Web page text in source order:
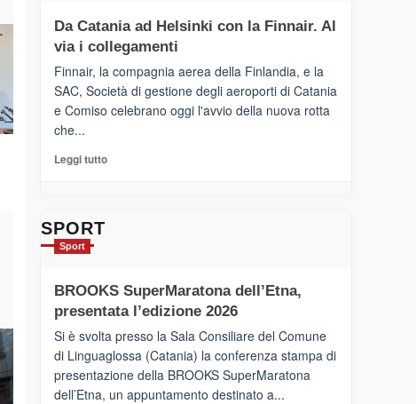
dell’enoturismo
sull’Etna
RANDAZZO
–
siamo
quasi….
pronti
dell’Etna
Da Catania ad Helsinki con la Finnair. Al
via i collegamenti
Finnair, la compagnia aerea della Finlandia, e la
SAC, Società di gestione degli aeroporti di Catania
e Comiso celebrano oggi l'avvio della nuova rotta
che...
Leggi tuttoLeggi
con
la
Al
via
i
collegamenti
SPORT
Sport
BROOKS SuperMaratona dell’Etna,
presentata l’edizione 2026
Si è svolta presso la Sala Consiliare del Comune
di Linguaglossa (Catania) la conferenza stampa di
presentazione della BROOKS SuperMaratona
dell’Etna, un appuntamento destinato a...